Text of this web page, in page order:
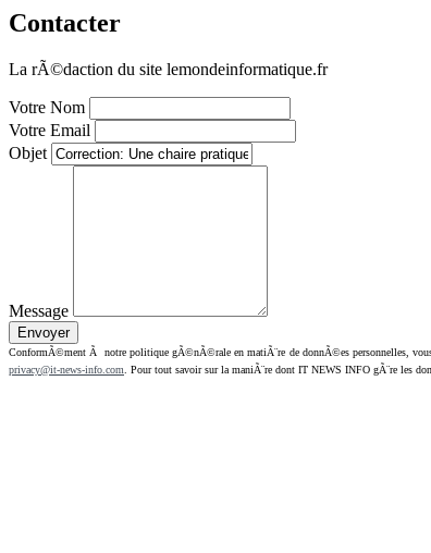
Contacter
La rÃ©daction du site lemondeinformatique.fr
Votre Nom
Votre Email
Objet
Message
ConformÃ©ment Ã notre politique gÃ©nÃ©rale en matiÃ¨re de donnÃ©es personnelles,
privacy@it-news-info.com . Pour tout savoir sur la maniÃ¨re dont IT NEWS INFO gÃ¨re les